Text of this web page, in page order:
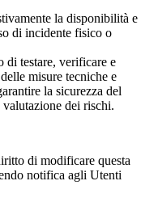
la disponibilità e
di incidente fisico o
di testare, verificare e
misure tecniche e
la sicurezza del
valutazione dei rischi.
di modificare questa
notifica agli Utenti